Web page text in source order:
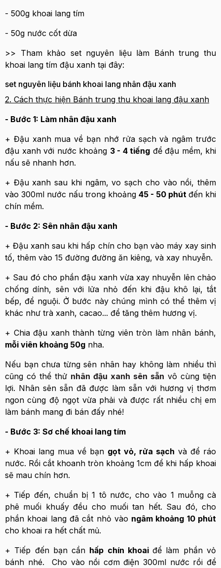
- 500g khoai lang tím
- 50g nước cốt dừa
>> Tham khảo set nguyên liệu làm Bánh trung thu
khoai lang tím đậu xanh tại đây:
set nguyên liệu bánh khoai lang nhân đậu xanh
2. Cách thực hiện Bánh trung thu khoai lang đậu xanh
- Bước 1: Làm nhân đậu xanh
+ Đậu xanh mua về bạn nhớ rửa sạch và ngâm trước
đậu xanh với nước khoảng 3 - 4 tiếng để đậu mềm, khi
nấu sẽ nhanh hơn.
+ Đậu xanh sau khi ngâm, vo sạch cho vào nồi, thêm
vào 300ml nước nấu trong khoảng 45 - 50 phút đến khi
chín mềm.
- Bước 2: Sên nhân đậu xanh
+ Đậu xanh sau khi hấp chín cho bạn vào máy xay sinh
tố, thêm vào 15 đường đường ăn kiêng, và xay nhuyễn.
+ Sau đó cho phần đậu xanh vừa xay nhuyễn lên chảo
chống dính, sên với lửa nhỏ đến khi đậu khô lại, tắt
bếp, để nguội. Ở bước này chúng mình có thể thêm vị
khác như trà xanh, cacao... để tăng thêm hương vị.
+ Chia đậu xanh thành từng viên tròn làm nhân bánh,
mỗi viên khoảng 50g nha.
Nếu bạn chưa từng sên nhân hay không làm nhiều thì
cũng có thể thử nhân đậu xanh sên sẵn vô cùng tiện
lợi. Nhân sên sẵn đã được làm sẵn với hương vị thơm
ngon cùng độ ngọt vừa phải và được rất nhiều chị em
làm bánh mang đi bán đấy nhé!
- Bước 3: Sơ chế khoai lang tím
+ Khoai lang mua về bạn gọt vỏ, rửa sạch và để ráo
nước. Rồi cắt khoanh tròn khoảng 1cm để khi hấp khoai
sẽ mau chín hơn.
+ Tiếp đến, chuẩn bị 1 tô nước, cho vào 1 muỗng cà
phê muối khuấy đều cho muối tan hết. Sau đó, cho
phần khoai lang đã cắt nhỏ vào ngâm khoảng 10 phút
cho khoai ra hết chất mủ.
+ Tiếp đến bạn cần hấp chín khoaiđể làm phần vỏ
bánh nhé. Cho vào nồi cơm điện 300ml nước rồi để